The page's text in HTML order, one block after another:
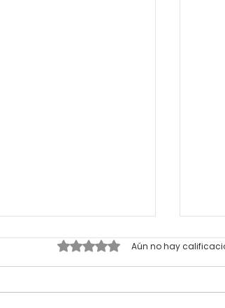
Obtuvo 0 de 5 estrellas.
Aún no hay